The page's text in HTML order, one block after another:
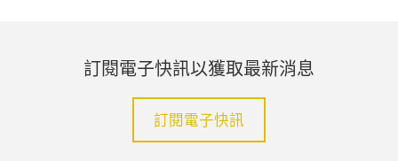
訂閱電子快訊以獲取最新消息
訂閱電子快訊